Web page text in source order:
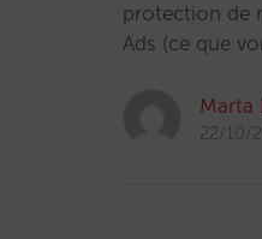
protection de
Ads (ce que
Marta
22/10/